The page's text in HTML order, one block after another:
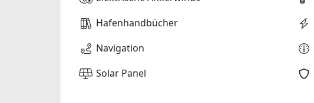
Hafenhandbücher
Navigation
Solar Panel